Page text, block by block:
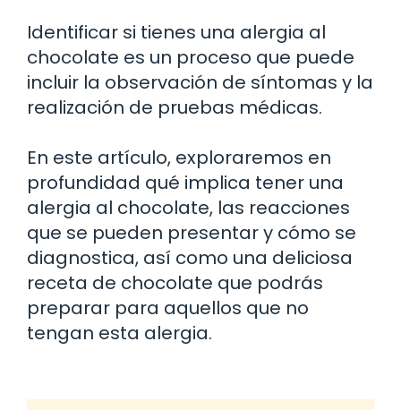
Identificar si tienes una alergia al
chocolate es un proceso que puede
incluir la observación de síntomas y la
realización de pruebas médicas.
En este artículo, exploraremos en
profundidad qué implica tener una
alergia al chocolate, las reacciones
que se pueden presentar y cómo se
diagnostica, así como una deliciosa
receta de chocolate que podrás
preparar para aquellos que no
tengan esta alergia.